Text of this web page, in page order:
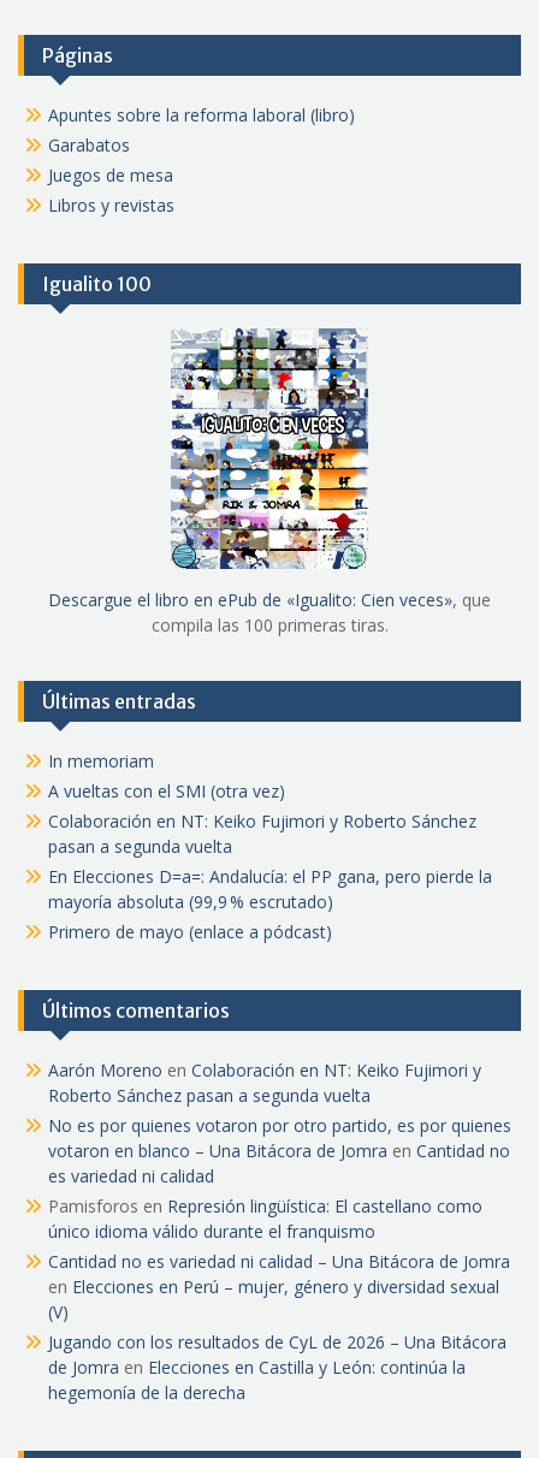
Páginas
Apuntes sobre la reforma laboral (libro)
Garabatos
Juegos de mesa
Libros y revistas
Igualito 100
Descargue el libro en ePub de «Igualito: Cien veces», que
compila las 100 primeras tiras.
Últimas entradas
In memoriam
A vueltas con el SMI (otra vez)
Colaboración en NT: Keiko Fujimori y Roberto Sánchez
pasan a segunda vuelta
En Elecciones D=a=: Andalucía: el PP gana, pero pierde la
mayoría absoluta (99,9 % escrutado)
Primero de mayo (enlace a pódcast)
Últimos comentarios
Aarón Moreno en Colaboración en NT: Keiko Fujimori y
Roberto Sánchez pasan a segunda vuelta
No es por quienes votaron por otro partido, es por quienes
votaron en blanco – Una Bitácora de Jomra en Cantidad no
es variedad ni calidad
Pamisforos en Represión lingüística: El castellano como
único idioma válido durante el franquismo
Cantidad no es variedad ni calidad – Una Bitácora de Jomra
en Elecciones en Perú – mujer, género y diversidad sexual
(V)
Jugando con los resultados de CyL de 2026 – Una Bitácora
de Jomra en Elecciones en Castilla y León: continúa la
hegemonía de la derecha